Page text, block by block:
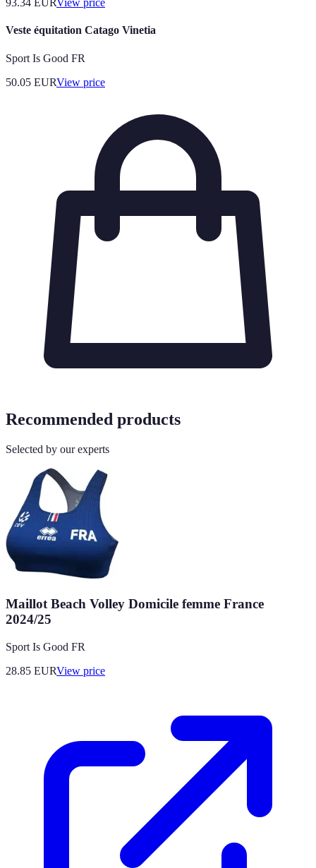
93.34 EURView price
Veste équitation Catago Vinetia
Sport Is Good FR
50.05 EURView price
Recommended products
Selected by our experts
Maillot Beach Volley Domicile femme France
2024/25
Sport Is Good FR
28.85 EURView price